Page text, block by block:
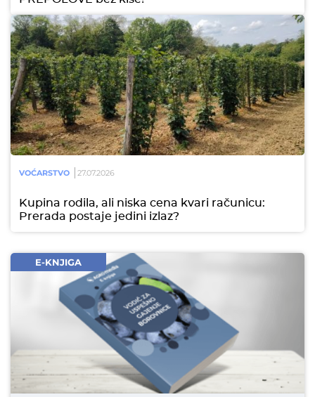
VOĆARSTVO 27.07.2026
Kupina rodila, ali niska cena kvari računicu:
Prerada postaje jedini izlaz?
E-KNJIGA